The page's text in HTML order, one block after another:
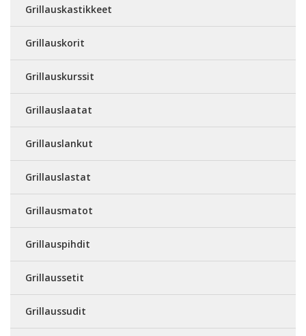
Grillauskastikkeet
Grillauskorit
Grillauskurssit
Grillauslaatat
Grillauslankut
Grillauslastat
Grillausmatot
Grillauspihdit
Grillaussetit
Grillaussudit